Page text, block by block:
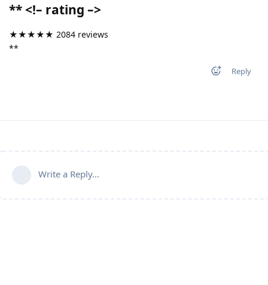
** <!– rating –>
★★★★★ 2084 reviews
**
Reply
Write a Reply...